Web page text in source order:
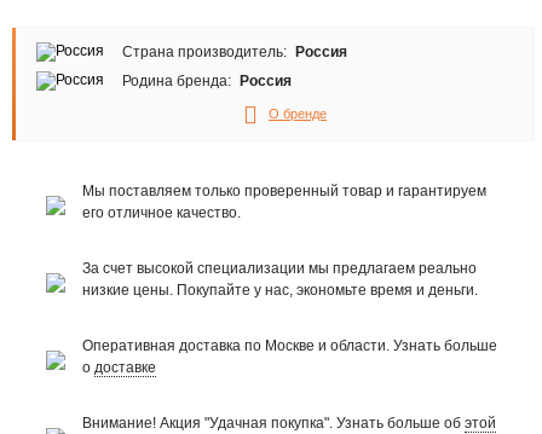
Страна производитель: Россия
Родина бренда: Россия
О бренде
Мы поставляем только проверенный товар и гарантируем
его отличное качество.
За счет высокой специализации мы предлагаем реально
низкие цены. Покупайте у нас, экономьте время и деньги.
Оперативная доставка по Москве и области. Узнать больше
о доставке
Внимание! Акция "Удачная покупка". Узнать больше об этой